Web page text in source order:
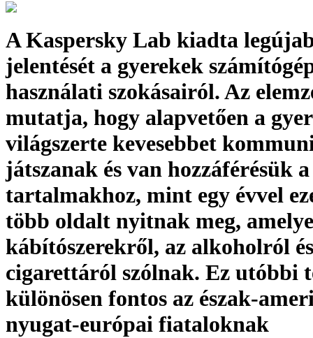
A Kaspersky Lab kiadta
jelentését a gyerekek
használati szokásairól. Az
mutatja, hogy alapvetően a
világszerte kevesebbet
játszanak és van hozzáférésük
tartalmakhoz, mint egy évvel
több oldalt nyitnak meg,
kábítószerekről, az alkoholról
cigarettáról szólnak. Ez utóbbi
különösen fontos az észak-
nyugat-európai fiataloknak